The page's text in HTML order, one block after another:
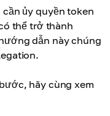
cần ủy quyền token
thể trở thành
dẫn này chúng
hãy cùng xem